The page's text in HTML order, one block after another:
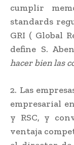
cumplir
standards
GRI ( Global
define S.
hacer bien las
2. Las
empresarial
y RSC, y
ventaja